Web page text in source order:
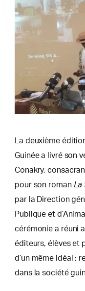
La deuxième
Guinée a livré son
Conakry,
pour son roman La
par la Direction
Publique et
cérémonie a réuni
éditeurs, élèves et
d’un même idéal :
dans la société